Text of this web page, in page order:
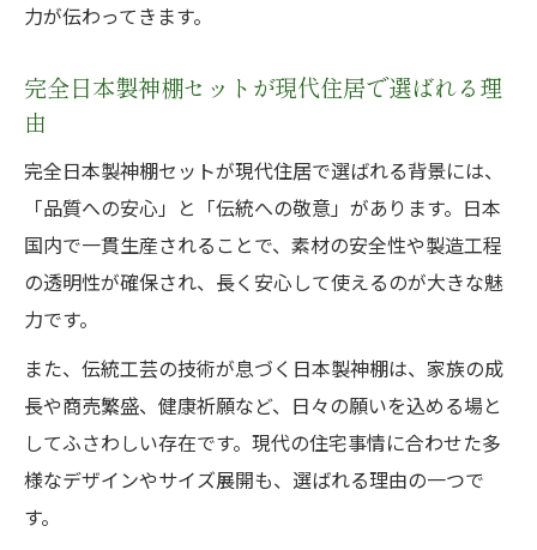
力が伝わってきます。
完全日本製神棚セットが現代住居で選ばれる理
由
完全日本製神棚セットが現代住居で選ばれる背景には、
「品質への安心」と「伝統への敬意」があります。日本
国内で一貫生産されることで、素材の安全性や製造工程
の透明性が確保され、長く安心して使えるのが大きな魅
力です。
また、伝統工芸の技術が息づく日本製神棚は、家族の成
長や商売繁盛、健康祈願など、日々の願いを込める場と
してふさわしい存在です。現代の住宅事情に合わせた多
様なデザインやサイズ展開も、選ばれる理由の一つで
す。